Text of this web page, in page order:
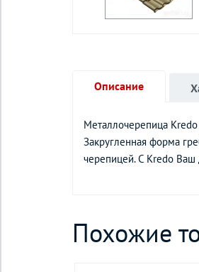
Описание
Металлочерепица
Закругленная форма
черепицей. С Kredo
Похожие